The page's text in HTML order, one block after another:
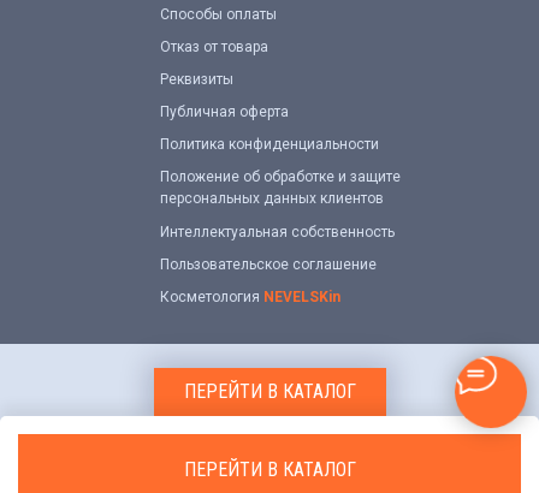
Добавить в корзину
Политика конфиденциальности
Отказ от товара
Пользовательское соглашение
Реквизиты
Способы оплаты
Положение об обработке и защите
персональных данных клиентов
Интеллектуальная собственность
Публичная оферта
Косметология NEVELSKin
ПЕРЕЙТИ В КАТАЛОГ
ПЕРЕЙТИ В КАТАЛОГ
Tilda